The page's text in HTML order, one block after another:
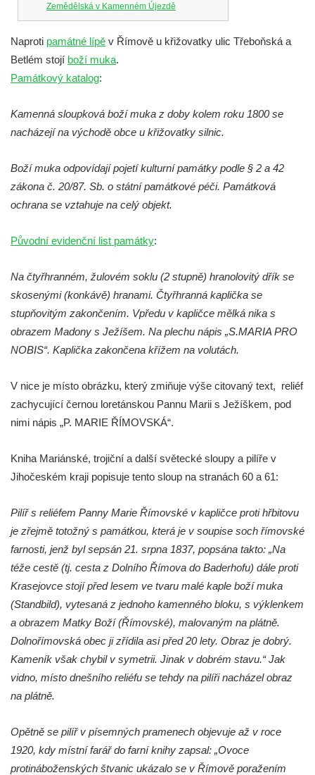
Zemědělská v Kamenném Újezdě
v Kamenném Újezdě
Kříž na křižovatce ulic 5. května a Dělnická
v Kamenném Újezdě
Kříž v Dělnické ulici v Kamenném Újezdě
Boží muka na křižovatce ulic Latrán a K
Centrální kříž hřbitova ve Velešíně
Kříž u kostela svatého Václava ve Velešíně
Kříž u brány na hřbitov ve Velešíně
Kříž na zahradě domu čp. 127 v Římově
Kříž u lípy Jana Gurreho v Římově
Boží muka u hřbitova v Římově
Kříž na návsi v Dolním Třeboníně
Kříž na návsi v Plavu
Boží muka v Plavu
Kříž na rozcestí u domu čp. 283 v Dolním
Görnerův kříž u silnice č. 264 v Dolním
Podluží
Kříž u domu čp. 155 v Chřibské
Údajný kříž u domu čp. 283 ve Chřibské
Kříž na návsi v Bukolu
Centrální kříž hřbitova v Hrobčicích
Kříž u silnice z Chouče do Mirošovic
Centrální kříž hřbitova v Chouči
Kříž v ulici V Zátiší v Dobříni
Boží muka u domu čp. 392 na rohu ulic Na
Hradčanech a Palackého v Roudnici nad
Naproti památné lípě v Římově u křižovatky ulic Třeboňská a
Betlém stojí boží muka.
Památkový katalog:
Kamenná sloupková boží muka z doby kolem roku 1800 se
nacházejí na východě obce u křižovatky silnic.
Boží muka odpovídají pojetí kulturní památky podle § 2 a 42
zákona č. 20/87. Sb. o státní památkové péči. Památková
ochrana se vztahuje na celý objekt.
Původní evidenční list památky:
Na čtyřhranném, žulovém soklu (2 stupně) hranolovitý dřík se
skosenými (konkávě) hranami. Čtyřhranná kaplička se
stupňovitým zakončením. Vpředu v kapličce mělká nika s
obrazem Madony s Ježíšem. Na plechu nápis „S.MARIA PRO
NOBIS“. Kaplička zakončena křížem na volutách.
V nice je místo obrázku, který zmiňuje výše citovaný text, reliéf
zachycující černou loretánskou Pannu Marii s Ježíškem, pod
nimi nápis „P. MARIE ŘÍMOVSKÁ“.
Kniha Mariánské, trojiční a další světecké sloupy a pilíře v
Jihočeském kraji popisuje tento sloup na stranách 60 a 61:
Pilíř s reliéfem Panny Marie Římovské v kapličce proti hřbitovu
je zřejmě totožný s památkou, která je v soupise soch římovské
farnosti, jenž byl sepsán 21. srpna 1837, popsána takto: „Na
téže cestě (tj. cesta z Dolního Římova do Baderhofu) dále proti
Krasejovce stojí před lesem ve tvaru malé kaple boží muka
(Standbild), vytesaná z jednoho kamenného bloku, s výklenkem
a obrazem Matky Boží (Římovské), malovaným na plátně.
Dolnořímovská obec ji zřídila asi před 20 lety. Obraz je dobrý.
Kameník však chybil v symetrii. Jinak v dobrém stavu.“ Jak
vidno, místo dnešního reliéfu se tehdy na pilíři nacházel obraz
na plátně.
Opětně se pilíř v písemných pramenech objevuje až v roce
1920, kdy místní farář do farní knihy zapsal: „Ovoce
protináboženských štvanic ukázalo se v Římově poražením